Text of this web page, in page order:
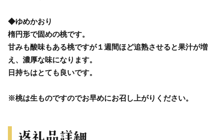
◆ゆめかおり
楕円形で固めの桃です。
甘みも酸味もある桃ですが１週間ほど追熟させると果汁が増
え、濃厚な味になります。
日持ちはとても良いです。
※桃は生ものですのでお早めにお召し上がりください。